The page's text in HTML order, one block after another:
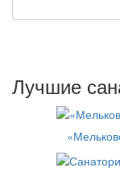
Лучшие